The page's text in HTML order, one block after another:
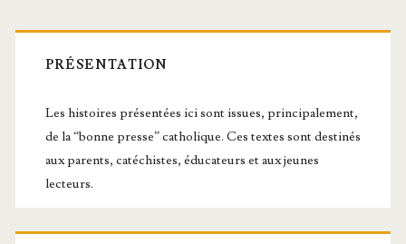
Barre
latérale
principale
PRÉSENTATION
Les histoires présentées ici sont issues, principalement,
de la “bonne presse” catholique. Ces textes sont destinés
aux parents, catéchistes, éducateurs et aux jeunes
lecteurs.